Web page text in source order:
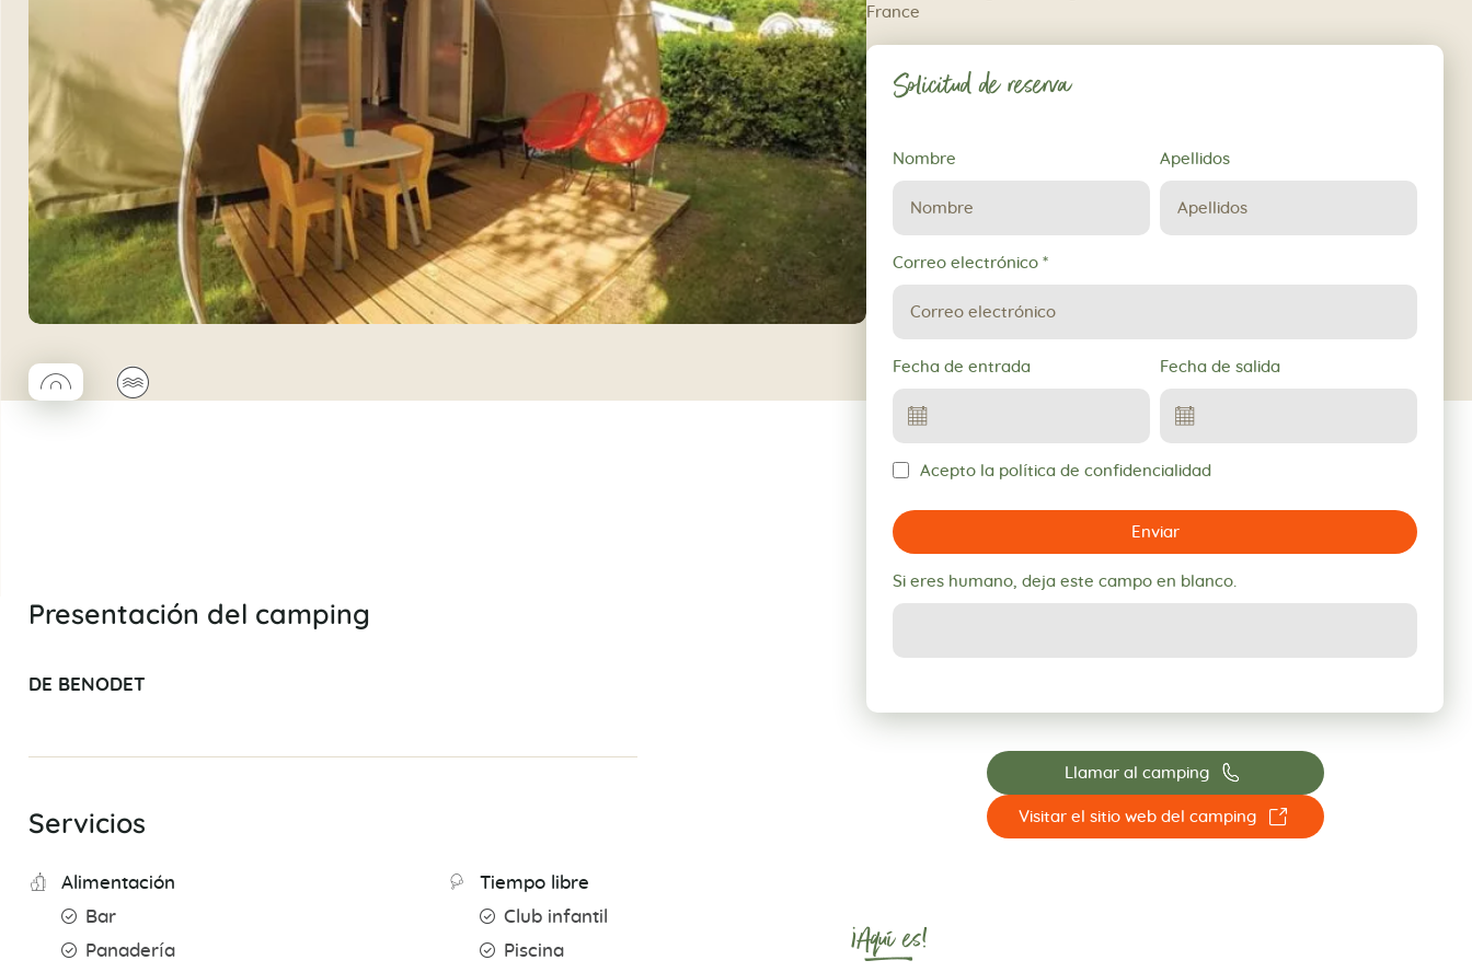
◯Coco rond🌊
Presentación del camping
DE BENODET
Servicios
Alimentación
Bar
Panadería
Tiempo libre
Club infantil
Piscina
France
Solicitud de reserva
Solicitud
de
reserva
Nombre Apellidos
Correo electrónico *
Fecha de entrada Fecha de salida
Acepto la política de confidencialidad
Enviar
Si eres humano, deja este campo en blanco.
Llamar al camping 📞
Visitar el sitio web del camping ☐
¡Aquí es!